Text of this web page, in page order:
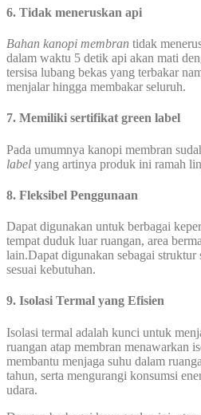
6. Tidak meneruskan api
Bahan kanopi membran tidak
dalam waktu 5 detik api akan mati
tersisa lubang bekas yang terbakar
menjalar hingga membakar seluruh.
7. Memiliki sertifikat green label
Pada umumnya kanopi membran
label yang artinya produk ini ramah
8. Fleksibel Penggunaan
Dapat digunakan untuk berbagai
tempat duduk luar ruangan, area
lain.Dapat digunakan sebagai struktur
sesuai kebutuhan.
9. Isolasi Termal yang Efisien
Isolasi termal adalah kunci untuk
ruangan atap membran menawarkan
membantu menjaga suhu dalam
tahun, serta mengurangi konsumsi
udara.